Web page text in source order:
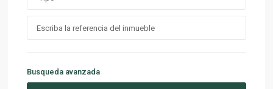
Busqueda avanzada